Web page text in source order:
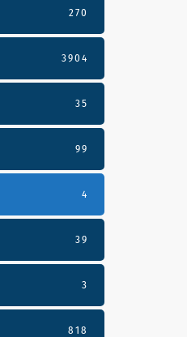
270
3904
35
99
4
39
3
818